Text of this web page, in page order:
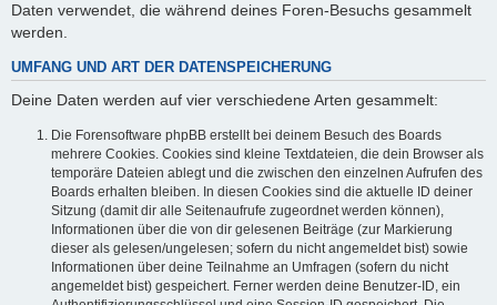
Daten verwendet, die während deines Foren-Besuchs gesammelt
werden.
UMFANG UND ART DER DATENSPEICHERUNG
Deine Daten werden auf vier verschiedene Arten gesammelt:
Die Forensoftware phpBB erstellt bei deinem Besuch des Boards
mehrere Cookies. Cookies sind kleine Textdateien, die dein Browser als
temporäre Dateien ablegt und die zwischen den einzelnen Aufrufen des
Boards erhalten bleiben. In diesen Cookies sind die aktuelle ID deiner
Sitzung (damit dir alle Seitenaufrufe zugeordnet werden können),
Informationen über die von dir gelesenen Beiträge (zur Markierung
dieser als gelesen/ungelesen; sofern du nicht angemeldet bist) sowie
Informationen über deine Teilnahme an Umfragen (sofern du nicht
angemeldet bist) gespeichert. Ferner werden deine Benutzer-ID, ein